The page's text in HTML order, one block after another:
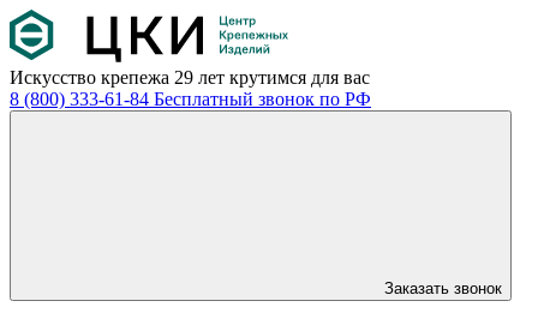
Искусство крепежа 29 лет крутимся для вас
8 (800) 333-61-84 Бесплатный звонок по РФ
Заказать звонок